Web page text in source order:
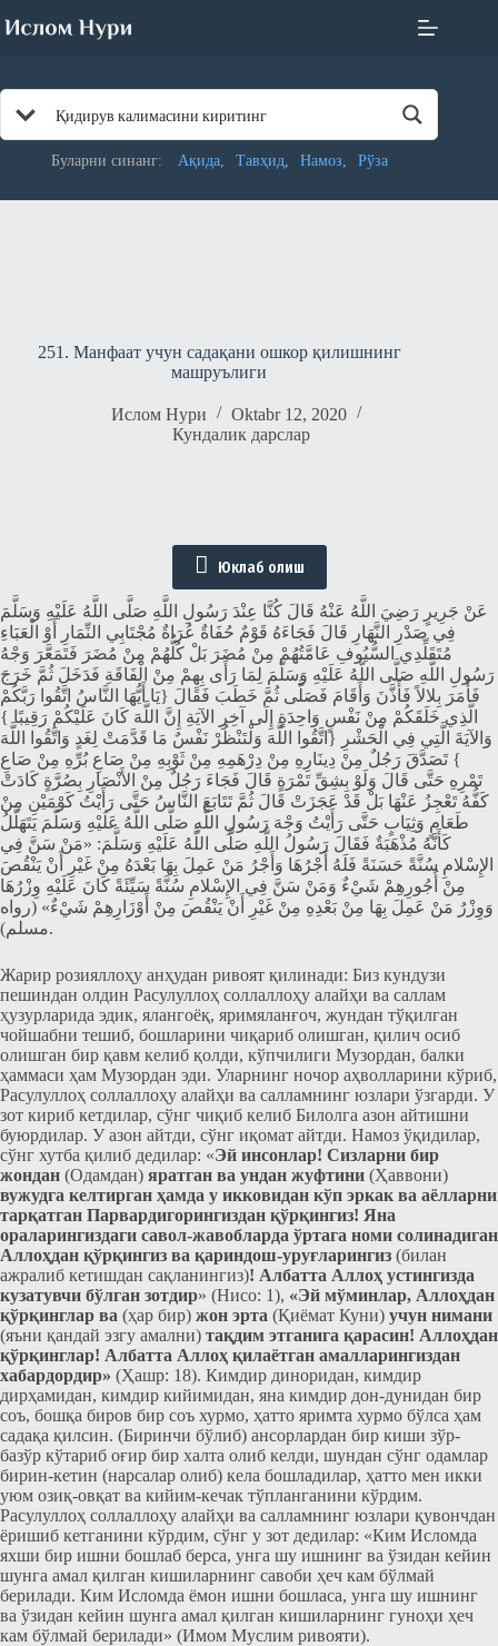
to
Буларни синанг: Ақида Тавҳид Намоз Рўза
251. Манфаат учун садақани ошкор қилишнинг
машруълиги
Ислом Нури
Oktabr 12, 2020
Кундалик дарслар
Юклаб олиш
عَنْ جَرِيرٍ رَضِيَ اللَّهُ عَنْهُ قَالَ كُنَّا عِنْدَ رَسُولِ اللَّهِ صَلَّى اللَّهُ عَلَيْهِ وَسَلَّمَ
فِي صَدْرِ النَّهَارِ قَالَ فَجَاءَهُ قَوْمٌ حُفَاةٌ عُرَاةٌ مُجْتَابِي النِّمَارِ أَوْ الْعَبَاءِ
مُتَقَلِّدِي السُّيُوفِ عَامَّتُهُمْ مِنْ مُضَرَ بَلْ كُلُّهُمْ مِنْ مُضَرَ فَتَمَعَّرَ وَجْهُ
رَسُولِ اللَّهِ صَلَّى اللَّهُ عَلَيْهِ وَسَلَّمَ لِمَا رَأَى بِهِمْ مِنْ الْفَاقَةِ فَدَخَلَ ثُمَّ خَرَجَ
فَأَمَرَ بِلالاً فَأَذَّنَ وَأَقَامَ فَصَلَّى ثُمَّ خَطَبَ فَقَالَ {يَا أَيُّهَا النَّاسُ اتَّقُوا رَبَّكُمْ
الَّذِي خَلَقَكُمْ مِنْ نَفْسٍ وَاحِدَةٍ إِلَى آخِرِ الآيَةِ إِنَّ اللَّهَ كَانَ عَلَيْكُمْ رَقِيبًا }
وَالآيَةَ الَّتِي فِي الْحَشْرِ {اتَّقُوا اللَّهَ وَلْتَنْظُرْ نَفْسٌ مَا قَدَّمَتْ لِغَدٍ وَاتَّقُوا اللَّهَ
} تَصَدَّقَ رَجُلٌ مِنْ دِينَارِهِ مِنْ دِرْهَمِهِ مِنْ ثَوْبِهِ مِنْ صَاعِ بُرِّهِ مِنْ صَاعِ
تَمْرِهِ حَتَّى قَالَ وَلَوْ بِشِقِّ تَمْرَةٍ قَالَ فَجَاءَ رَجُلٌ مِنْ الأَنْصَارِ بِصُرَّةٍ كَادَتْ
كَفُّهُ تَعْجِزُ عَنْهَا بَلْ قَدْ عَجَزَتْ قَالَ ثُمَّ تَتَابَعَ النَّاسُ حَتَّى رَأَيْتُ كَوْمَيْنِ مِنْ
طَعَامٍ وَثِيَابٍ حَتَّى رَأَيْتُ وَجْهَ رَسُولِ اللَّهِ صَلَّى اللَّهُ عَلَيْهِ وَسَلَّمَ يَتَهَلَّلُ
كَأَنَّهُ مُذْهَبَةٌ فَقَالَ رَسُولُ اللَّهِ صَلَّى اللَّهُ عَلَيْهِ وَسَلَّمَ: «مَنْ سَنَّ فِي
الإِسْلامِ سُنَّةً حَسَنَةً فَلَهُ أَجْرُهَا وَأَجْرُ مَنْ عَمِلَ بِهَا بَعْدَهُ مِنْ غَيْرِ أَنْ يَنْقُصَ
مِنْ أُجُورِهِمْ شَيْءٌ وَمَنْ سَنَّ فِي الإِسْلامِ سُنَّةً سَيِّئَةً كَانَ عَلَيْهِ وِزْرُهَا
وَوِزْرُ مَنْ عَمِلَ بِهَا مِنْ بَعْدِهِ مِنْ غَيْرِ أَنْ يَنْقُصَ مِنْ أَوْزَارِهِمْ شَيْءٌ» (رواه
مسلم).
Жарир розияллоҳу анҳудан ривоят қилинади: Биз кундузи
пешиндан олдин Расулуллоҳ соллаллоҳу алайҳи ва саллам
ҳузурларида эдик, ялангоёқ, яримяланғоч, жундан тўқилган
чойшабни тешиб, бошларини чиқариб олишган, қилич осиб
олишган бир қавм келиб қолди, кўпчилиги Музордан, балки
ҳаммаси ҳам Музордан эди. Уларнинг ночор аҳволларини кўриб,
Расулуллоҳ соллаллоҳу алайҳи ва салламнинг юзлари ўзгарди. У
зот кириб кетдилар, сўнг чиқиб келиб Билолга азон айтишни
буюрдилар. У азон айтди, сўнг иқомат айтди. Намоз ўқидилар,
сўнг хутба қилиб дедилар: «Эй инсонлар! Сизларни бир
жондан (Одамдан) яратган ва ундан жуфтини (Ҳаввони)
вужудга келтирган ҳамда у икковидан кўп эркак ва аёлларни
тарқатган Парвардигорингиздан қўрқингиз! Яна
ораларингиздаги савол-жавобларда ўртага номи солинадиган
Аллоҳдан қўрқингиз ва қариндош-уруғларингиз (билан
ажралиб кетишдан сақланингиз)! Албатта Аллоҳ устингизда
кузатувчи бўлган зотдир» (Нисо: 1), «Эй мўминлар, Аллоҳдан
қўрқинглар ва (ҳар бир) жон эрта (Қиёмат Куни) учун нимани
(яъни қандай эзгу амални) тақдим этганига қарасин! Аллоҳдан
қўрқинглар! Албатта Аллоҳ қилаётган амалларингиздан
хабардордир» (Ҳашр: 18). Кимдир диноридан, кимдир
дирҳамидан, кимдир кийимидан, яна кимдир дон-дунидан бир
соъ, бошқа биров бир соъ хурмо, ҳатто яримта хурмо бўлса ҳам
садақа қилсин. (Биринчи бўлиб) ансорлардан бир киши зўр-
базўр кўтариб оғир бир халта олиб келди, шундан сўнг одамлар
бирин-кетин (нарсалар олиб) кела бошладилар, ҳатто мен икки
уюм озиқ-овқат ва кийим-кечак тўпланганини кўрдим.
Расулуллоҳ соллаллоҳу алайҳи ва салламнинг юзлари қувончдан
ёришиб кетганини кўрдим, сўнг у зот дедилар: «Ким Исломда
яхши бир ишни бошлаб берса, унга шу ишнинг ва ўзидан кейин
шунга амал қилган кишиларнинг савоби ҳеч кам бўлмай
берилади. Ким Исломда ёмон ишни бошласа, унга шу ишнинг
ва ўзидан кейин шунга амал қилган кишиларнинг гуноҳи ҳеч
кам бўлмай берилади» (Имом Муслим ривояти).